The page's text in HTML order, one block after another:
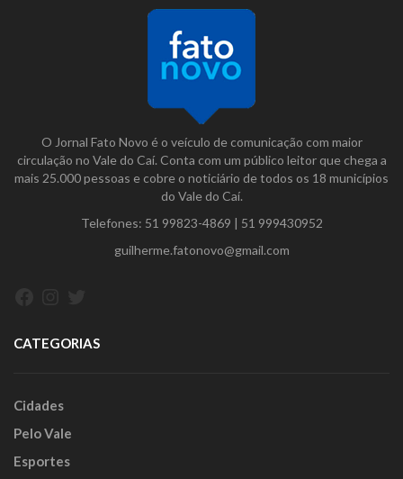
O Jornal Fato Novo é o veículo de comunicação com maior
circulação no Vale do Caí. Conta com um público leitor que chega a
mais 25.000 pessoas e cobre o noticiário de todos os 18 municípios
do Vale do Caí.
Telefones: 51 99823-4869 | 51 999430952
guilherme.fatonovo@gmail.com
CATEGORIAS
Cidades
Pelo Vale
Esportes